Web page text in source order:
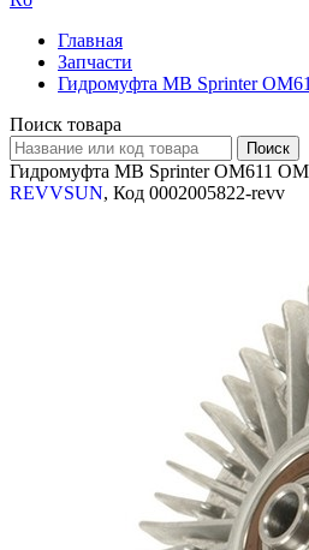
Главная
Запчасти
Гидромуфта MB Sprinter
Поиск товара
Гидромуфта MB Sprinter OM611
REVVSUN, Код 0002005822-revv